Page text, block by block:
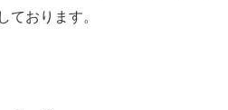
ております。